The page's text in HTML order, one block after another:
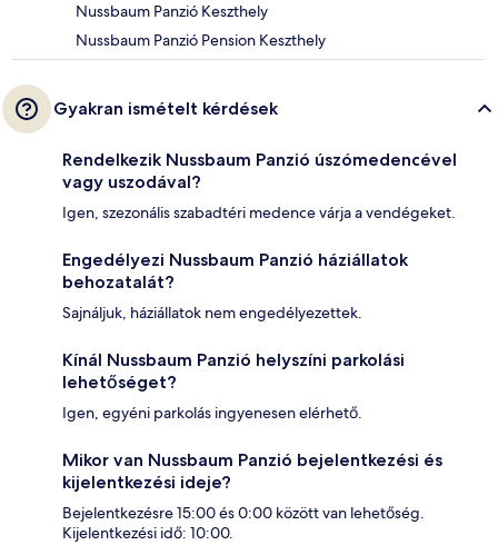
Nussbaum Panzió Keszthely
Nussbaum Panzió Pension Keszthely
Gyakran ismételt kérdések
Rendelkezik Nussbaum Panzió úszómedencével
vagy uszodával?
Igen, szezonális szabadtéri medence várja a vendégeket.
Engedélyezi Nussbaum Panzió háziállatok
behozatalát?
Sajnáljuk, háziállatok nem engedélyezettek.
Kínál Nussbaum Panzió helyszíni parkolási
lehetőséget?
Igen, egyéni parkolás ingyenesen elérhető.
Mikor van Nussbaum Panzió bejelentkezési és
kijelentkezési ideje?
Bejelentkezésre 15:00 és 0:00 között van lehetőség.
Kijelentkezési idő: 10:00.